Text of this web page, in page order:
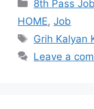
8th Pass Job
HOME, Job
Tags
Grih Kalyan
Leave a